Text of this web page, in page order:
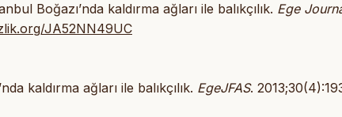
Boğazı’nda kaldırma ağları ile balıkçılık. Ege
JA52NN49UC
kaldırma ağları ile balıkçılık. EgeJFAS.